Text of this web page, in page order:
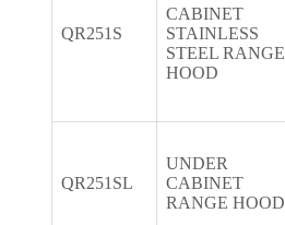
QR251S
CABINET
STAINLESS
STEEL RANGE
HOOD
QR251SL
UNDER
CABINET
RANGE HOOD